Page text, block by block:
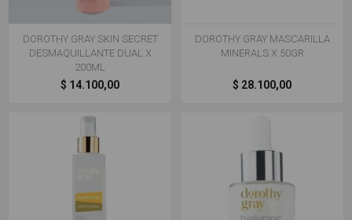
DOROTHY GRAY SKIN SECRET
DESMAQUILLANTE DUAL X
200ML
$ 14.100,00
DOROTHY GRAY MASCARILLA
MINERALS X 50GR
$ 28.100,00